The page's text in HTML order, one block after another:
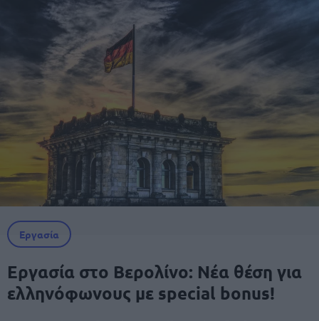
Εργασία
Εργασία στο Βερολίνο: Νέα θέση για
ελληνόφωνους με special bonus!